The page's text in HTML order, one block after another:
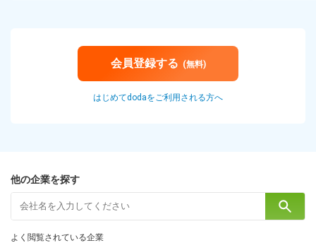
会員登録する (無料)
はじめてdodaをご利用される方へ
他の企業を探す
よく閲覧されている企業